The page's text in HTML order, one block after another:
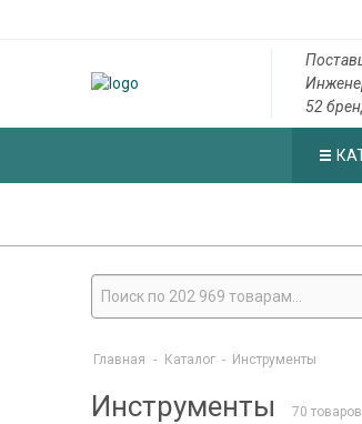
52
Главная - Каталог - Инструменты
Инструменты 70 товаров